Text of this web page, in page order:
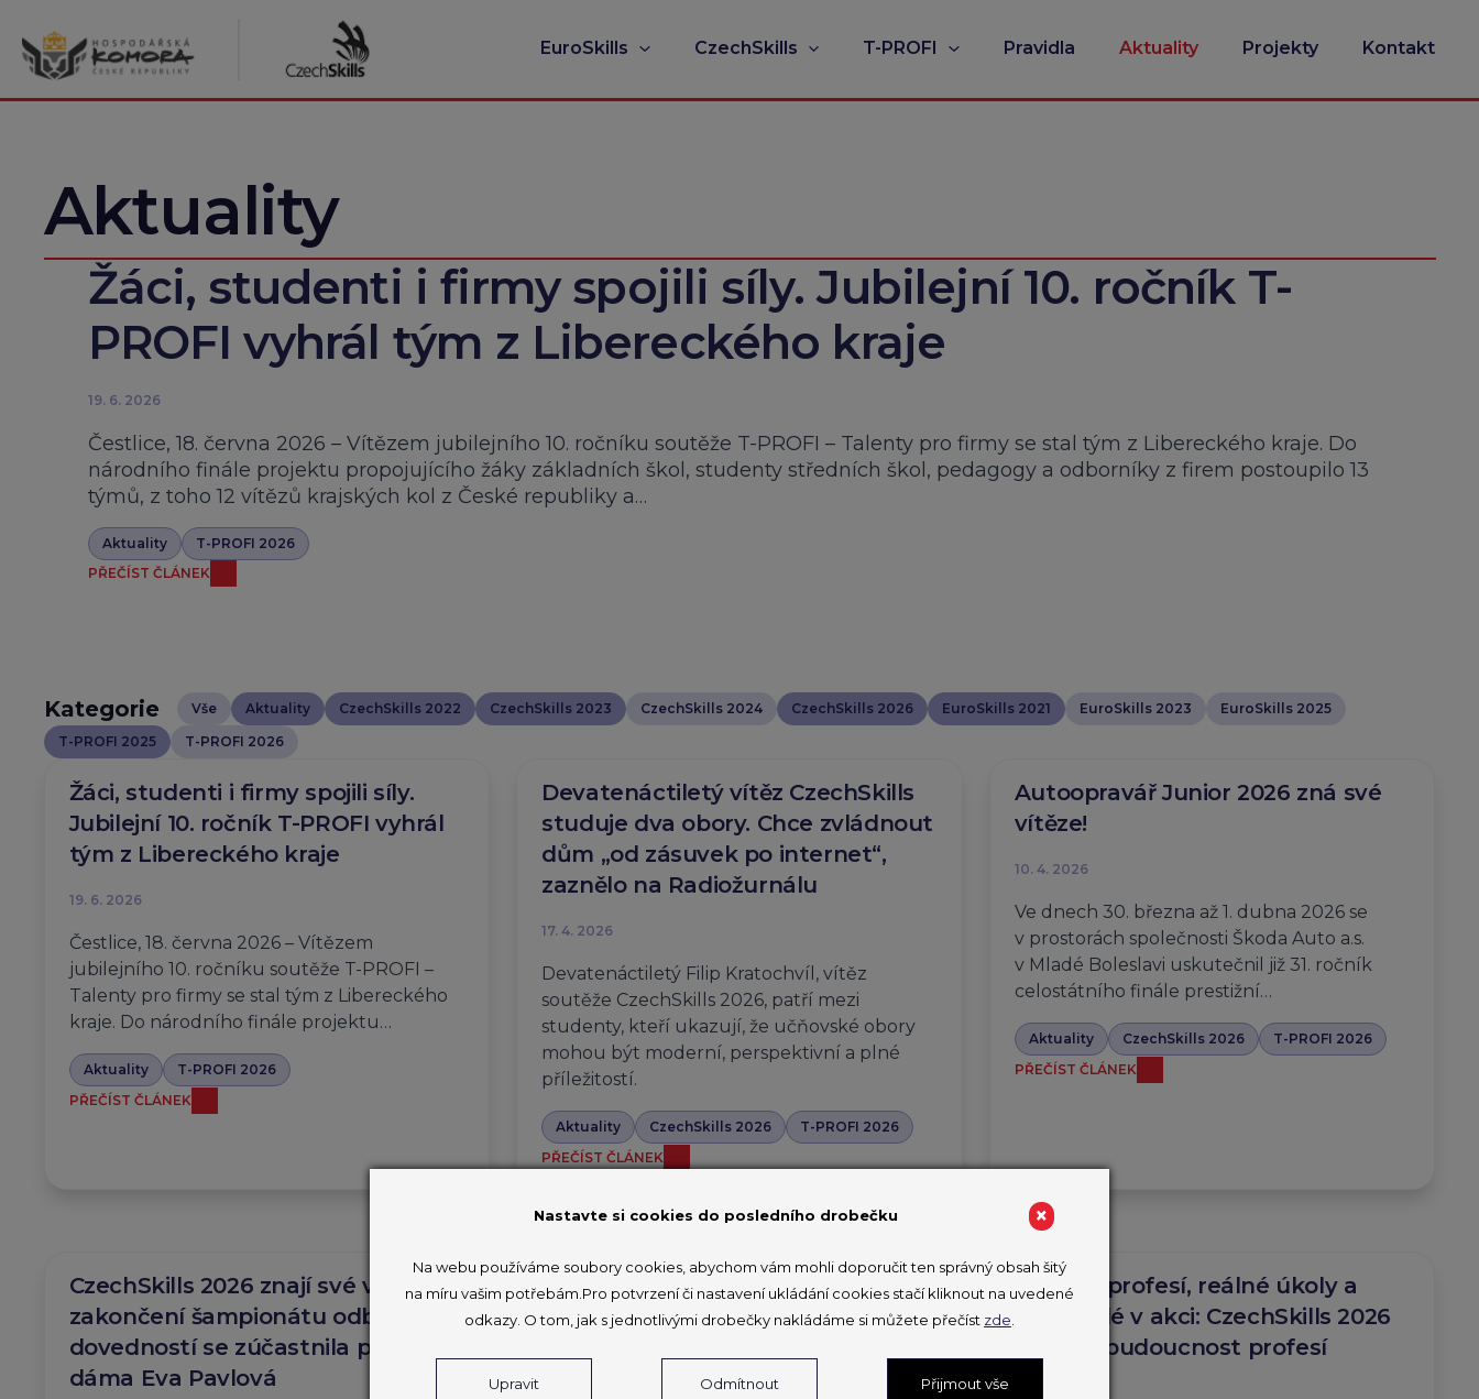
obsah
EuroSkills CzechSkills T-PROFI Pravidla Aktuality Projekty Kontakt
Aktuality
Žáci, studenti i firmy spojili síly. Jubilejní 10. ročník T-
PROFI vyhrál tým z Libereckého kraje
19. 6. 2026
Čestlice, 18. června 2026 – Vítězem jubilejního 10. ročníku soutěže T-PROFI – Talenty pro firmy se stal tým z Libereckého kraje. Do
národního finále projektu propojujícího žáky základních škol, studenty středních škol, pedagogy a odborníky z firem postoupilo 13
týmů, z toho 12 vítězů krajských kol z České republiky a…
Aktuality
T-PROFI 2026
PŘEČÍST ČLÁNEK
Kategorie Vše Aktuality CzechSkills 2022 CzechSkills 2023 CzechSkills 2024 CzechSkills 2026 EuroSkills 2021 EuroSkills 2023
EuroSkills 2025
T-PROFI 2025
T-PROFI 2026
Žáci, studenti i firmy spojili síly.
Jubilejní 10. ročník T-PROFI vyhrál
tým z Libereckého kraje
19. 6. 2026
Čestlice, 18. června 2026 – Vítězem
jubilejního 10. ročníku soutěže T-PROFI –
Talenty pro firmy se stal tým z Libereckého
kraje. Do národního finále projektu…
Aktuality
T-PROFI 2026
PŘEČÍST ČLÁNEK
Devatenáctiletý vítěz CzechSkills
studuje dva obory. Chce zvládnout
dům „od zásuvek po internet“,
zaznělo na Radiožurnálu
17. 4. 2026
Devatenáctiletý Filip Kratochvíl, vítěz
soutěže CzechSkills 2026, patří mezi
studenty, kteří ukazují, že učňovské obory
mohou být moderní, perspektivní a plné
příležitostí.
Aktuality CzechSkills 2026
T-PROFI 2026
PŘEČÍST ČLÁNEK
Autoopravář Junior 2026 zná své
vítěze!
10. 4. 2026
Ve dnech 30. března až 1. dubna 2026 se
v prostorách společnosti Škoda Auto a.s.
v Mladé Boleslavi uskutečnil již 31. ročník
celostátního finále prestižní…
Aktuality CzechSkills 2026
T-PROFI 2026
PŘEČÍST ČLÁNEK
CzechSkills 2026 znají své vítěze,
zakončení šampionátu odborných
dovedností se zúčastnila první
dáma Eva Pavlová
V Brně soutěží 150 mladých
profesionálů na druhém národním
Desítky profesí, reálné úkoly a
mladí lidé v akci: CzechSkills 2026
ukážou budoucnost profesí
×
Nastavte si cookies do posledního drobečku
Na webu používáme soubory cookies, abychom vám mohli doporučit ten správný obsah šitý
na míru vašim potřebám.Pro potvrzení či nastavení ukládání cookies stačí kliknout na uvedené
odkazy. O tom, jak s jednotlivými drobečky nakládáme si můžete přečíst zde
Upravit
Odmítnout Přijmout vše